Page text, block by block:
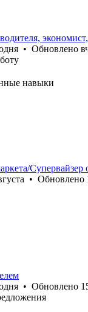
• Обновлено
навыки
Супервайзер
• Обновлено
• Обновлено